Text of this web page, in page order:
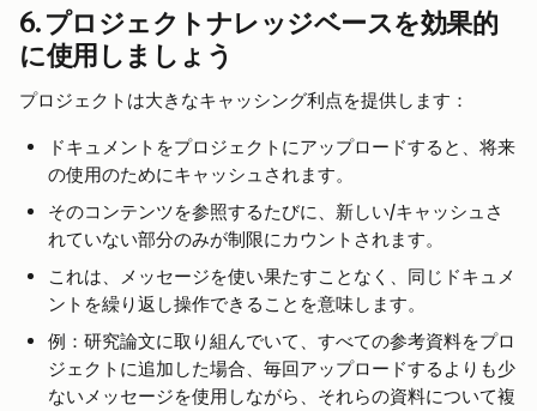
6. プロジェクトナレッジベースを効果的
に使用しましょう
プロジェクトは大きなキャッシング利点を提供します：
ドキュメントをプロジェクトにアップロードすると、将来
の使用のためにキャッシュされます。
そのコンテンツを参照するたびに、新しい/キャッシュさ
れていない部分のみが制限にカウントされます。
これは、メッセージを使い果たすことなく、同じドキュメ
ントを繰り返し操作できることを意味します。
例：研究論文に取り組んでいて、すべての参考資料をプロ
ジェクトに追加した場合、毎回アップロードするよりも少
ないメッセージを使用しながら、それらの資料について複